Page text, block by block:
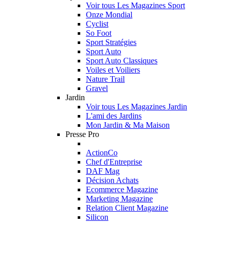
Voir tous Les Magazines Sport
Onze Mondial
Cyclist
So Foot
Sport Stratégies
Sport Auto
Sport Auto Classiques
Voiles et Voiliers
Nature Trail
Gravel
Jardin
Voir tous Les Magazines Jardin
L'ami des Jardins
Mon Jardin & Ma Maison
Presse Pro
ActionCo
Chef d'Entreprise
DAF Mag
Décision Achats
Ecommerce Magazine
Marketing Magazine
Relation Client Magazine
Silicon